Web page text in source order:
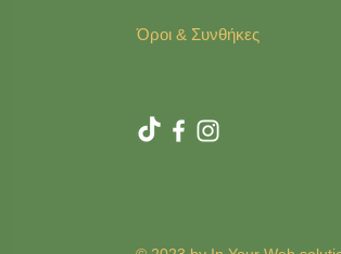
Όροι & Συνθήκες